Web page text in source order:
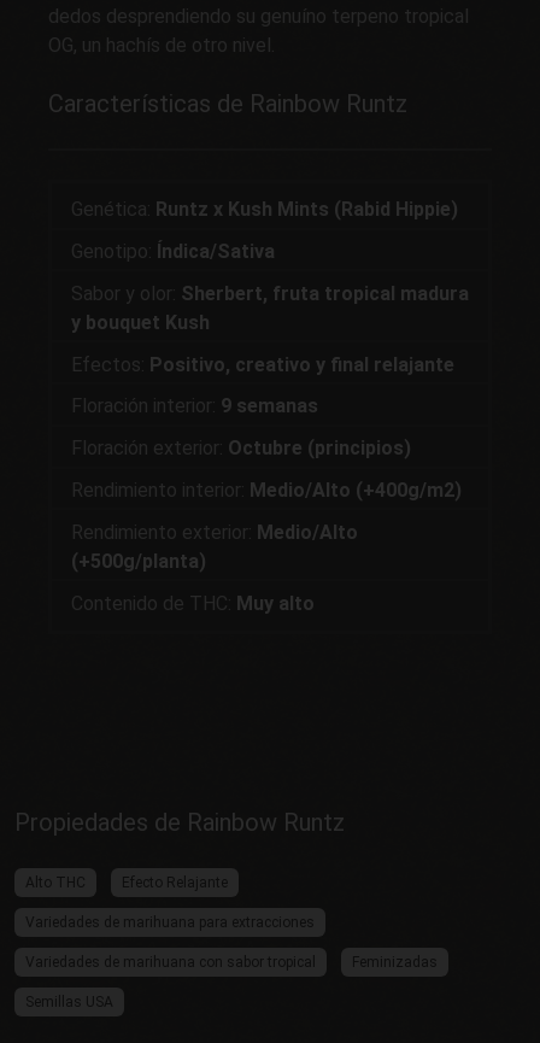
dedos desprendiendo su genuíno terpeno tropical
OG, un hachís de otro nivel.
Características de Rainbow Runtz
Genética: Runtz x Kush Mints (Rabid Hippie)
Genotipo: Índica/Sativa
Sabor y olor: Sherbert, fruta tropical madura
y bouquet Kush
Efectos: Positivo, creativo y final relajante
Floración interior: 9 semanas
Floración exterior: Octubre (principios)
Rendimiento interior: Medio/Alto (+400g/m2)
Rendimiento exterior: Medio/Alto
(+500g/planta)
Contenido de THC: Muy alto
Propiedades de Rainbow Runtz
Alto THC Efecto Relajante
Variedades de marihuana para extracciones
Variedades de marihuana con sabor tropical Feminizadas
Semillas USA